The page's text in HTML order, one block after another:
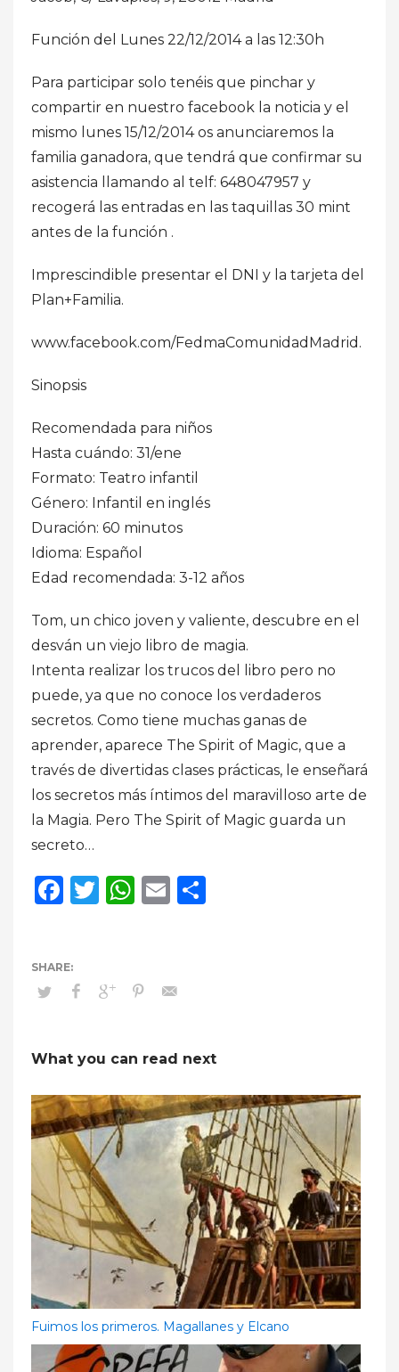
Función del Lunes 22/12/2014 a las 12:30h
Para participar solo tenéis que pinchar y
compartir en nuestro facebook la noticia y el
mismo lunes 15/12/2014 os anunciaremos la
familia ganadora, que tendrá que confirmar su
asistencia llamando al telf: 648047957 y
recogerá las entradas en las taquillas 30 mint
antes de la función .
Imprescindible presentar el DNI y la tarjeta del
Plan+Familia.
www.facebook.com/FedmaComunidadMadrid.
Sinopsis
Recomendada para niños
Hasta cuándo: 31/ene
Formato: Teatro infantil
Género: Infantil en inglés
Duración: 60 minutos
Idioma: Español
Edad recomendada: 3-12 años
Tom, un chico joven y valiente, descubre en el
desván un viejo libro de magia.
Intenta realizar los trucos del libro pero no
puede, ya que no conoce los verdaderos
secretos. Como tiene muchas ganas de
aprender, aparece The Spirit of Magic, que a
través de divertidas clases prácticas, le enseñará
los secretos más íntimos del maravilloso arte de
la Magia. Pero The Spirit of Magic guarda un
secreto…
Facebook
Twitter
WhatsApp
Email
What you can read next
Fuimos los primeros. Magallanes y Elcano